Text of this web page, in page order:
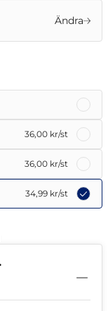
Ändra
36,00 kr/st
36,00 kr/st
34,99 kr/st